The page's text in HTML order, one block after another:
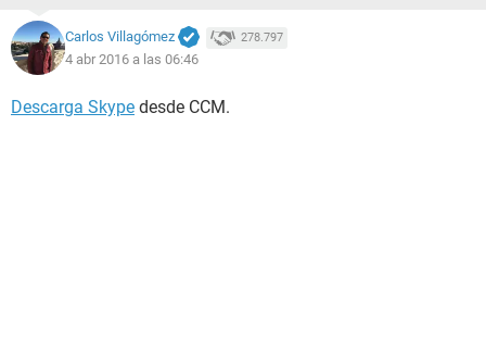
Carlos Villagómez 278.797
4 abr 2016 a las 06:46
Descarga Skype desde CCM.